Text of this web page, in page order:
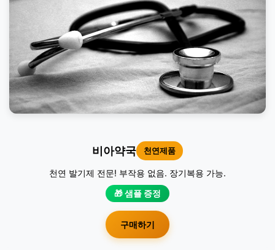
비아약국 천연제품
천연 발기제 전문! 부작용 없음. 장기복용 가능.
🎁 샘플 증정
구매하기